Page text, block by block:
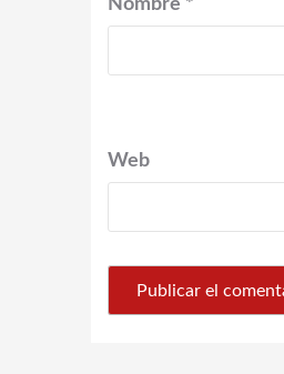
Nombre *
Web